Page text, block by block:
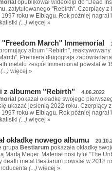
opublikował wideoklip do "Dead
zatytułowanego "Rebirth". Czerpiący z
1997 roku w Elblągu. Rok później nagrał
(...) więcej »
March" Immemorial
album "Rebirth", reaktywowany
Premiera długograja
metalu zespół Immemorial powstał w
(...) więcej »
z albumem "Rebirth" 4.06.2022
pokazał okładkę swojego
ukazać jesienią 2022 roku. Czerpiący
1997 roku w Elblągu. Rok później nagrał
(...) więcej »
okładkę nowego albumu
grupa Bestiarum pokazała okładkę
Martą Meger. Materiał nosi tytuł "The
death metal Bestiarum powstał w 2018
(...) więcej »